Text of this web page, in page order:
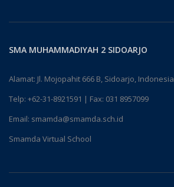
SMA MUHAMMADIYAH 2 SIDOARJO
Alamat: Jl. Mojopahit 666 B, Sidoarjo, Indonesia
Telp: +62-31-8921591 | Fax: 031 8957099
Email: smamda@smamda.sch.id
Smamda Virtual School